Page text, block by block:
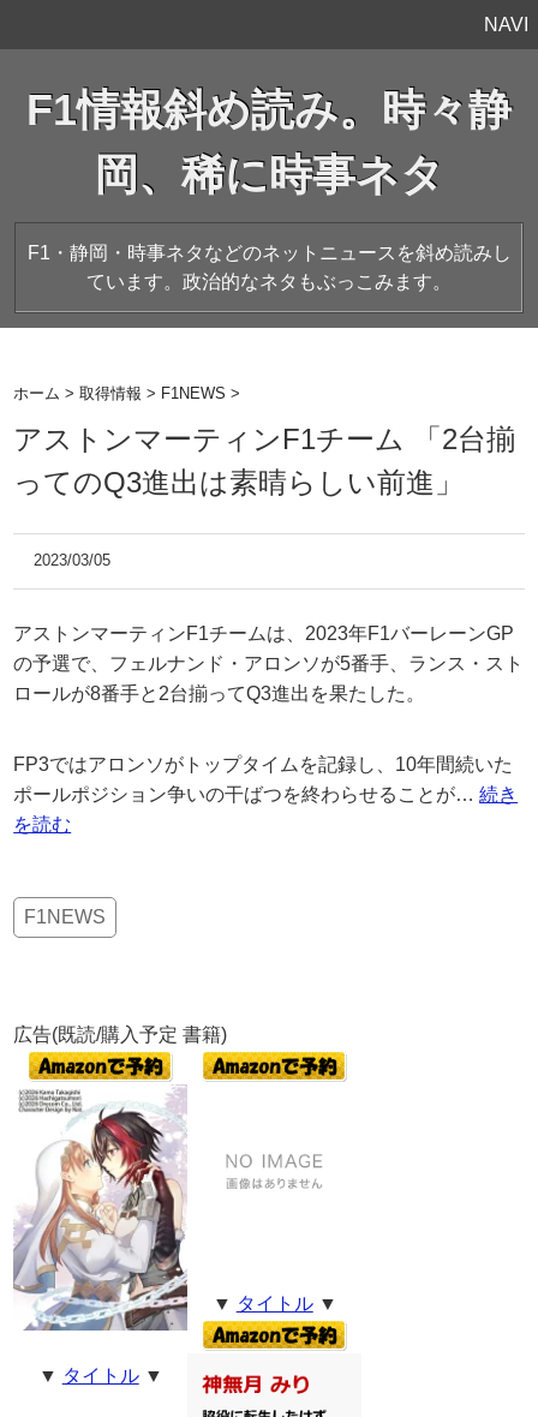
NAVI
F1情報斜め読み。時々静
岡、稀に時事ネタ
F1・静岡・時事ネタなどのネットニュースを斜め読みし
ています。政治的なネタもぶっこみます。
ホーム >取得情報 > F1NEWS >
アストンマーティンF1チーム 「2台揃
ってのQ3進出は素晴らしい前進」
2023/03/05
アストンマーティンF1チームは、2023年F1バーレーンGP
の予選で、フェルナンド・アロンソが5番手、ランス・スト
ロールが8番手と2台揃ってQ3進出を果たした。
FP3ではアロンソがトップタイムを記録し、10年間続いた
ポールポジション争いの干ばつを終わらせることが…続き
を読む
F1NEWS
広告(既読/購入予定 書籍)
▼ タイトル▼
▼ タイトル▼